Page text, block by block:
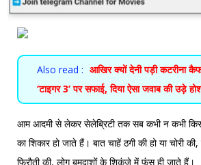
Also read : आखिर क्यों देनी पड़ी कटरीना
‘टाइगर 3’ पर सफाई, दिया ऐसा जवाब की उड़े
आम आदमी से लेकर सेलेब्रिटी तक सब कभी न कभी
का शिकार हो जाते हैं। बात चाहें ठगी की हो या चोरी
फिरौती की, लोग बमदाशों के शिकंजे में फंस ही जाते हैं।